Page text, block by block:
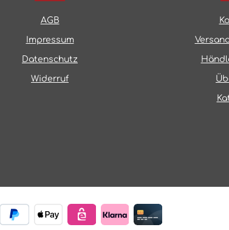
AGB
Impressum
Datenschutz
Widerruf